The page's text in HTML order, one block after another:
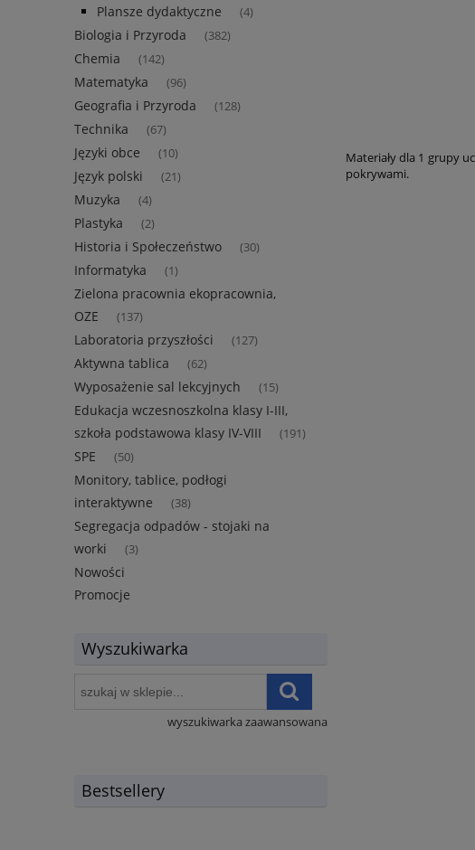
Plansze dydaktyczne (4)
Biologia i Przyroda (382)
Chemia (142)
Matematyka (96)
Geografia i Przyroda (128)
Technika (67)
Języki obce (10)
Język polski (21)
Muzyka (4)
Plastyka (2)
Historia i Społeczeństwo (30)
Informatyka (1)
Zielona pracownia ekopracownia,
OZE
(137)
Laboratoria przyszłości (127)
Aktywna tablica (62)
Wyposażenie sal lekcyjnych (15)
Edukacja wczesnoszkolna klasy I-III,
szkoła podstawowa klasy IV-VIII
(191)
SPE (50)
Monitory, tablice, podłogi
interaktywne
(38)
Segregacja odpadów - stojaki na
worki
(3)
Nowości
Promocje
Wyszukiwarka
wyszukiwarka zaawansowana
Bestsellery
Materiały dla 1 grupy
pokrywami.